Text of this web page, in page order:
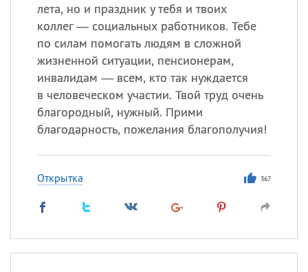
лета, но и праздник у тебя и твоих
коллег — социальных работников. Тебе
по силам помогать людям в сложной
жизненной ситуации, пенсионерам,
инвалидам — всем, кто так нуждается
в человеческом участии. Твой труд очень
благородный, нужный. Прими
благодарность, пожелания благополучия!
Открытка 367